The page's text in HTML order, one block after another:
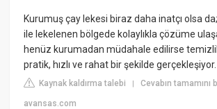
Kurumuş çay lekesi biraz daha inatçı olsa
ile lekelenen bölgede kolaylıkla çözüme
henüz kurumadan müdahale edilirse
pratik, hızlı ve rahat bir şekilde gerçekleşiyor.
Kaynak kaldırma talebi |Cevabın tamamını
avansas.com